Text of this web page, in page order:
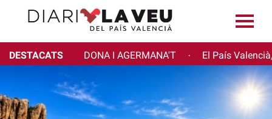
DESTACATS DONA I AGERMANA'T · El País